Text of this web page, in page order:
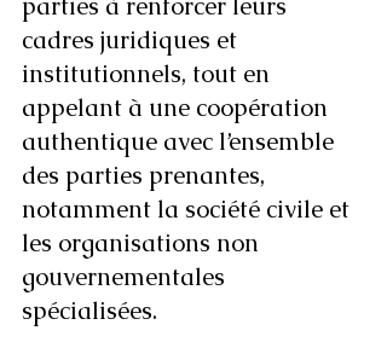
parties à renforcer leurs
cadres juridiques et
institutionnels, tout en
appelant à une coopération
authentique avec l’ensemble
des parties prenantes,
notamment la société civile et
les organisations non
gouvernementales
spécialisées.